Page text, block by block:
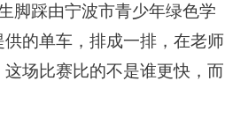
踩由宁波市青少年绿色学
的单车，排成一排，在老师
场比赛比的不是谁更快，而